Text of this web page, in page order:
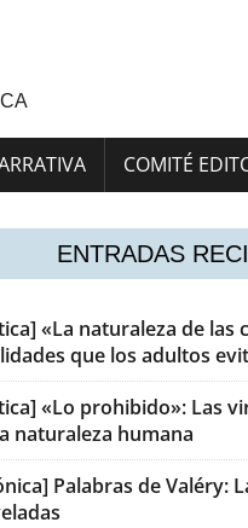
COMITÉ
ENTRADAS
«La naturaleza de las
que los adultos
«Lo prohibido»: Las
naturaleza humana
Palabras de Valéry: